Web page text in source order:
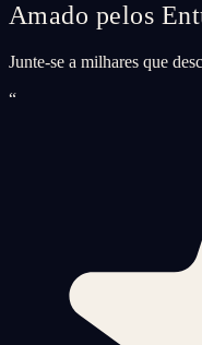
Amado pelos
Junte-se a milhares que
“